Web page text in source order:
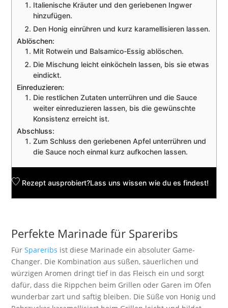
Italienische Kräuter und den geriebenen Ingwer
hinzufügen.
Den Honig einrühren und kurz karamellisieren lassen.
Ablöschen:
Mit Rotwein und Balsamico-Essig ablöschen.
Die Mischung leicht einköcheln lassen, bis sie etwas
eindickt.
Einreduzieren:
Die restlichen Zutaten unterrühren und die Sauce
weiter einreduzieren lassen, bis die gewünschte
Konsistenz erreicht ist.
Abschluss:
Zum Schluss den geriebenen Apfel unterrühren und
die Sauce noch einmal kurz aufkochen lassen.
Rezept ausprobiert?Lass uns wissen wie du es findest!
Perfekte Marinade für Spareribs
FürSpareribs ist diese Marinade ein absoluter Game-
Changer. Die Kombination aus süßen, säuerlichen und
würzigen Aromen dringt tief in das Fleisch ein und sorgt
dafür, dass die Rippchen beim Grillen oder Garen im Ofen
wunderbar zart und saftig bleiben. Die Süße von Honig und